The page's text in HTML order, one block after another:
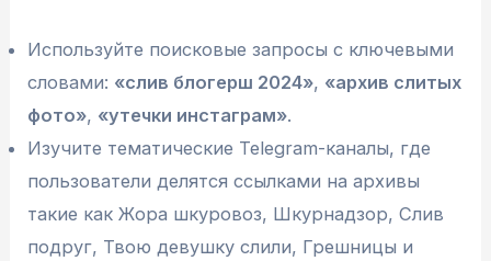
Используйте поисковые запросы с ключевыми
словами: «слив блогерш 2024», «архив слитых
фото», «утечки инстаграм».
Изучите тематические Telegram-каналы, где
пользователи делятся ссылками на архивы
такие как Жора шкуровоз, Шкурнадзор, Слив
подруг, Твою девушку слили, Грешницы и